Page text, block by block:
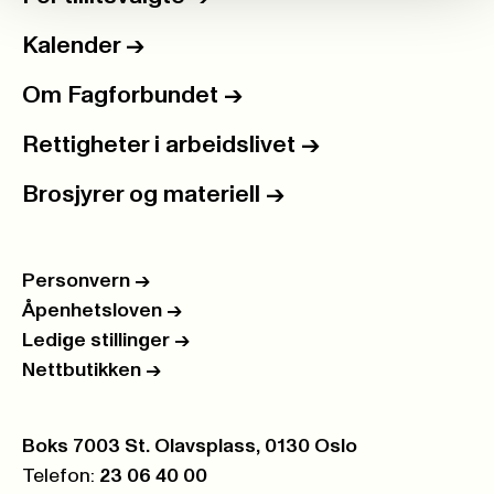
Kalender ->
Om Fagforbundet ->
Rettigheter i arbeidslivet ->
Brosjyrer og materiell ->
Personvern ->
Åpenhetsloven ->
Ledige stillinger ->
Nettbutikken ->
Postboks:
Boks 7003 St. Olavsplass, 0130 Oslo
Telefon: 23 06 40 00